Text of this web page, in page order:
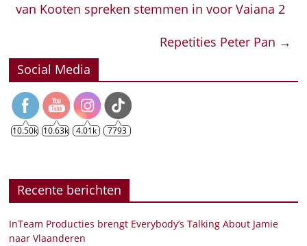
van Kooten spreken stemmen in voor Vaiana 2
Repetities Peter Pan →
Social Media
10.50k 10.63k 4.01k 7793
Recente berichten
InTeam Producties brengt Everybody’s Talking About Jamie
naar Vlaanderen